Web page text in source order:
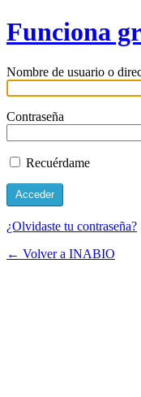
Funciona
Nombre de usuario o
Contraseña
Recuérdame
¿Olvidaste tu contraseña?
← Volver a INABIO